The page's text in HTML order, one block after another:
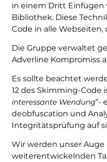
in einem Dritt Einfügen
Bibliothek. Diese
Code in alle
Die Gruppe verwaltet
Adverline Kompromiss
Es sollte beachtet
12 des Skimming-Code
interessante Wendung“-
deobfuscation und
Integritätsprüfung auf
Wir werden unser Auge
weiterentwickelnden